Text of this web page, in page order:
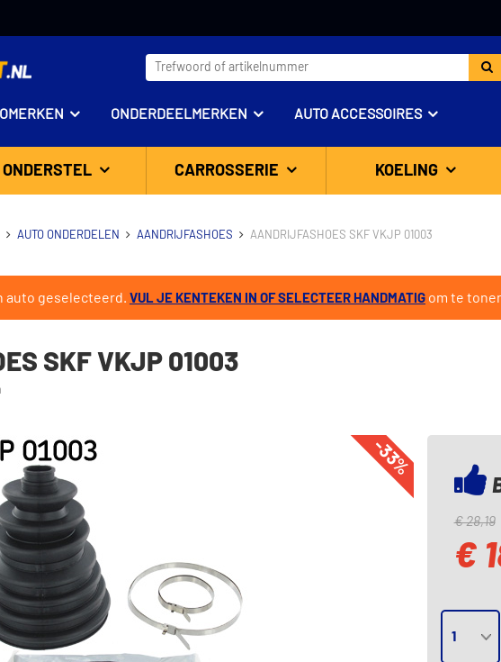
ONDERDEELMERKEN AUTO ACCESSOIRES
ONDERSTEL CARROSSERIE KOELING
AUTO ONDERDELEN AANDRIJFASHOES AANDRIJFASHOES SKF VKJP 01003
auto geselecteerd. VUL JE KENTEKEN IN OF SELECTEER HANDMATIG om te
SKF VKJP 01003
-33%
€ 28,19
€